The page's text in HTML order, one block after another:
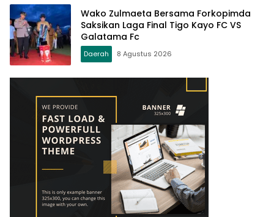
Wako Zulmaeta Bersama Forkopimda
Saksikan Laga Final Tigo Kayo FC VS
Galatama Fc
Daerah 8 Agustus 2026